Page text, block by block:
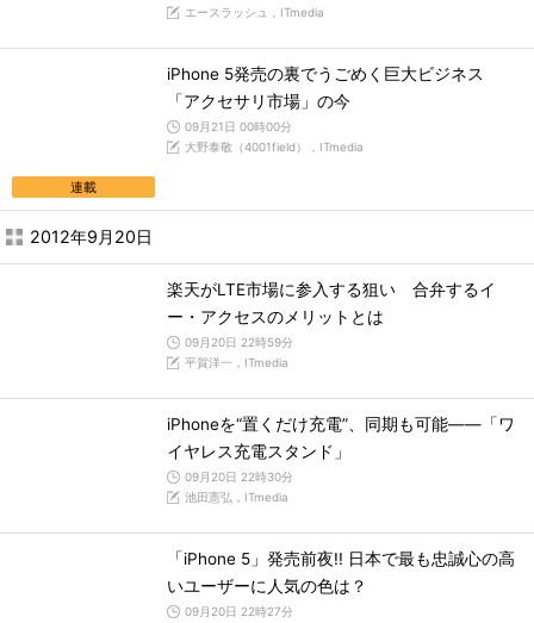
エースラッシュ，ITmedia
連載
iPhone 5発売の裏でうごめく巨大ビジネス
「アクセサリ市場」の今
09月21日 00時00分
大野泰敬（4001field），ITmedia
2012年9月20日
楽天がLTE市場に参入する狙い 合弁するイ
ー・アクセスのメリットとは
09月20日 22時59分
平賀洋一，ITmedia
iPhoneを“置くだけ充電”、同期も可能――「ワ
イヤレス充電スタンド」
09月20日 22時30分
池田憲弘，ITmedia
「iPhone 5」発売前夜!! 日本で最も忠誠心の高
いユーザーに人気の色は？
09月20日 22時27分